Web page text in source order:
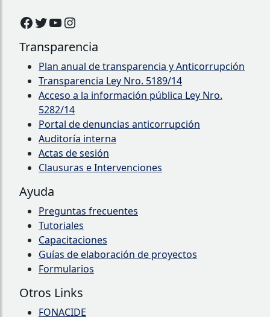
Facebook
Twitter
YouTube
Instagram
Transparencia
Plan anual de transparencia y Anticorrupción
Transparencia Ley Nro. 5189/14
Acceso a la información pública Ley Nro.
5282/14
Portal de denuncias anticorrupción
Auditoría interna
Actas de sesión
Clausuras e Intervenciones
Ayuda
Preguntas frecuentes
Tutoriales
Capacitaciones
Guías de elaboración de proyectos
Formularios
Otros Links
FONACIDE